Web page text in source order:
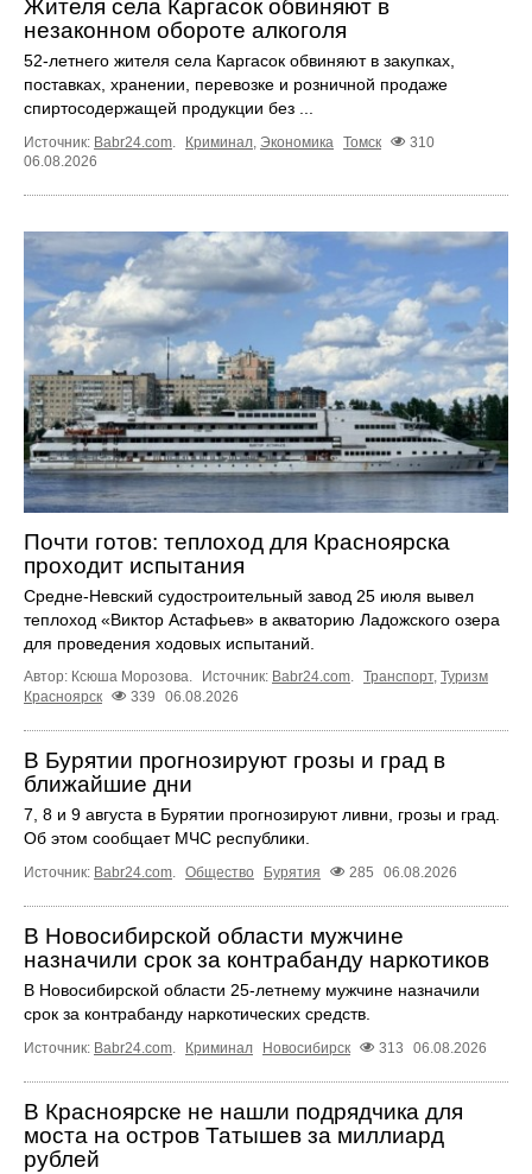
Жителя села Каргасок обвиняют в
незаконном обороте алкоголя
52-летнего жителя села Каргасок обвиняют в закупках,
поставках, хранении, перевозке и розничной продаже
спиртосодержащей продукции без ...
Источник: Babr24.com. Криминал, Экономика Томск
310
06.08.2026
Почти готов: теплоход для Красноярска
проходит испытания
Средне-Невский судостроительный завод 25 июля вывел
теплоход «Виктор Астафьев» в акваторию Ладожского озера
для проведения ходовых испытаний.
Автор: Ксюша Морозова. Источник: Babr24.com. Транспорт, Туризм
Красноярск
339 06.08.2026
В Бурятии прогнозируют грозы и град в
ближайшие дни
7, 8 и 9 августа в Бурятии прогнозируют ливни, грозы и град.
Об этом сообщает МЧС республики.
Источник: Babr24.com. Общество Бурятия 285 06.08.2026
В Новосибирской области мужчине
назначили срок за контрабанду наркотиков
В Новосибирской области 25-летнему мужчине назначили
срок за контрабанду наркотических средств.
Источник: Babr24.com. Криминал Новосибирск 313 06.08.2026
В Красноярске не нашли подрядчика для
моста на остров Татышев за миллиард
рублей